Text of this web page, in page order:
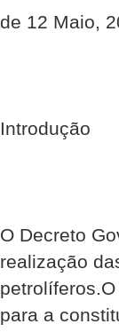
de 12 Maio,
Introdução
O Decreto
realização
para a